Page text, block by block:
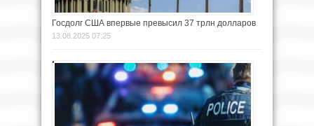
Госдолг США впервые превысил 37 трлн долларов
13.08.2025 07:25